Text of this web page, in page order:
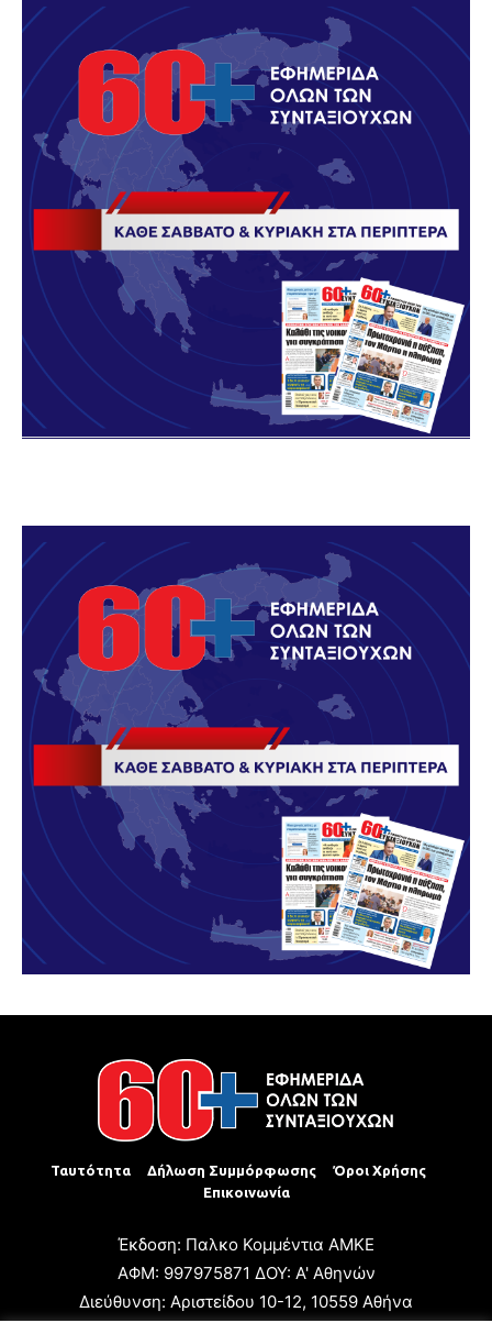
Ταυτότητα Δήλωση Συμμόρφωσης
Όροι Χρήσης
Επικοινωνία
Έκδοση: Παλκο Κομμέντια ΑΜΚΕ
ΑΦΜ: 997975871 ΔΟΥ: Α' Αθηνών
Διεύθυνση: Αριστείδου 10-12, 10559 Αθήνα